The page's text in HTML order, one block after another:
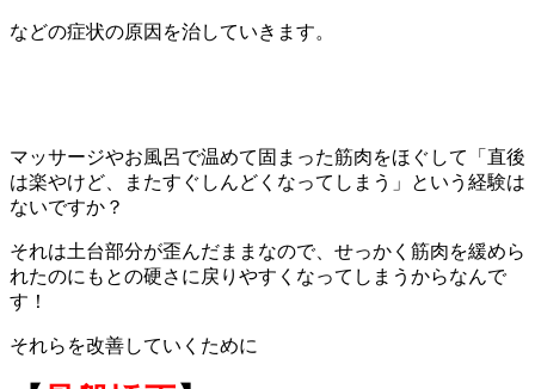
などの症状の原因を治していきます。
マッサージやお風呂で温めて固まった筋肉をほぐして「直後
は楽やけど、またすぐしんどくなってしまう」という経験は
ないですか？
それは土台部分が歪んだままなので、せっかく筋肉を緩めら
れたのにもとの硬さに戻りやすくなってしまうからなんで
す！
それらを改善していくために